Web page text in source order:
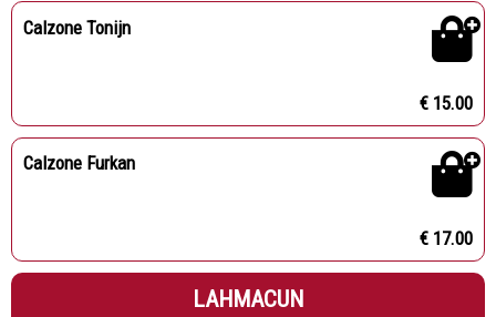
Calzone Tonijn
€ 15.00
Calzone Furkan
€ 17.00
LAHMACUN